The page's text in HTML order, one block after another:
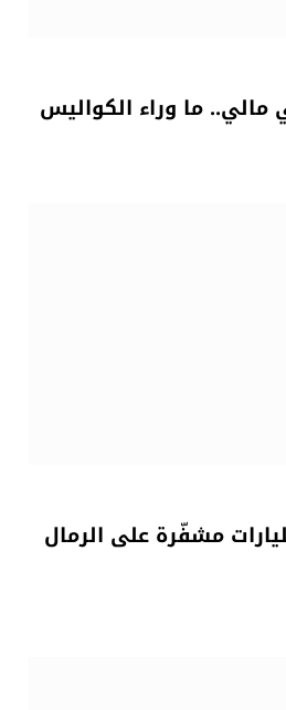
ما وراء الكواليس
مشفّرة على الرمال